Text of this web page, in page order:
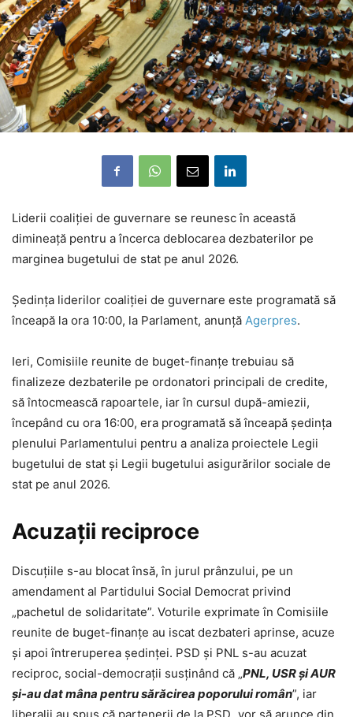
Liderii coaliției de guvernare se reunesc în această
dimineață pentru a încerca deblocarea dezbaterilor pe
marginea bugetului de stat pe anul 2026.
Ședința liderilor coaliției de guvernare este programată să
înceapă la ora 10:00, la Parlament, anunță Agerpres.
Ieri, Comisiile reunite de buget-finanțe trebuiau să
finalizeze dezbaterile pe ordonatori principali de credite,
să întocmească rapoartele, iar în cursul după-amiezii,
începând cu ora 16:00, era programată să înceapă ședința
plenului Parlamentului pentru a analiza proiectele Legii
bugetului de stat și Legii bugetului asigurărilor sociale de
stat pe anul 2026.
Acuzații reciproce
Discuțiile s-au blocat însă, în jurul prânzului, pe un
amendament al Partidului Social Democrat privind
„pachetul de solidaritate”. Voturile exprimate în Comisiile
reunite de buget-finanțe au iscat dezbateri aprinse, acuze
și apoi întreruperea ședinței. PSD și PNL s-au acuzat
reciproc, social-democrații susținând că „PNL, USR și AUR
și-au dat mâna pentru sărăcirea poporului român”, iar